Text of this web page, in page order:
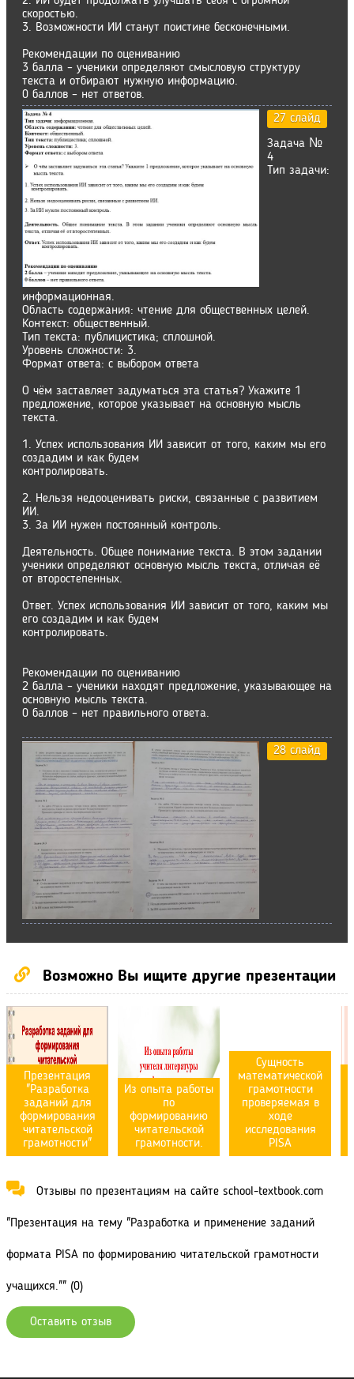
скоростью.
3. Возможности ИИ станут поистине бесконечными.
Рекомендации по оцениванию
3 балла – ученики определяют смысловую структуру
текста и отбирают нужную информацию.
0 баллов – нет ответов.
27 слайд
Задача №
4
Тип задачи:
информационная.
Область содержания: чтение для общественных целей.
Контекст: общественный.
Тип текста: публицистика; сплошной.
Уровень сложности: 3.
Формат ответа: с выбором ответа
О чём заставляет задуматься эта статья? Укажите 1
предложение, которое указывает на основную мысль
текста.
1. Успех использования ИИ зависит от того, каким мы его
создадим и как будем
контролировать.
2. Нельзя недооценивать риски, связанные с развитием
ИИ.
3. За ИИ нужен постоянный контроль.
Деятельность. Общее понимание текста. В этом задании
ученики определяют основную мысль текста, отличая её
от второстепенных.
Ответ. Успех использования ИИ зависит от того, каким мы
его создадим и как будем
контролировать.
Рекомендации по оцениванию
2 балла – ученики находят предложение, указывающее на
основную мысль текста.
0 баллов – нет правильного ответа.
28 слайд
Возможно Вы ищите другие презентации
Презентация
"Разработка
заданий для
формирования
читательской
грамотности"
Из опыта работы
по
формированию
читательской
грамотности.
Сущность
математической
грамотности
проверяемая в
ходе
исследования
PISA
Отзывы по презентациям на сайте school-textbook.com
"Презентация на тему "Разработка и применение заданий
формата PISA по формированию читательской грамотности
учащихся."" (0)
Оставить отзыв